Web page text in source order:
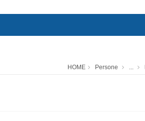
HOME Persone ...